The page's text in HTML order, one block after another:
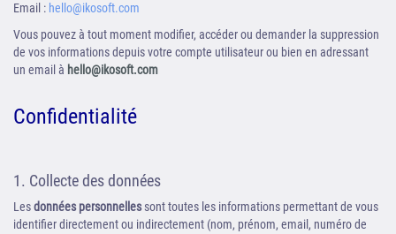
Email : hello@ikosoft.com
Vous pouvez à tout moment modifier, accéder ou demander la suppression
de vos informations depuis votre compte utilisateur ou bien en adressant
un email à hello@ikosoft.com
Confidentialité
1. Collecte des données
Lesdonnées personnellessont toutes les informations permettant de vous
identifier directement ou indirectement (nom, prénom, email, numéro de